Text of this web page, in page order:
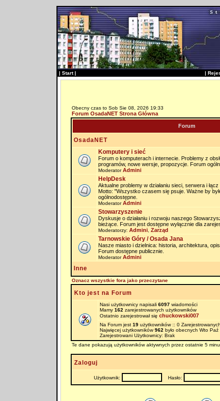
| Start| |
Obecny czas to Sob Sie 08, 2026 19:33
Forum OsadaNET Strona Główna
Forum
OsadaNET
Komputery i sieć
Forum o komputerach i internecie. Problemy z
programów, nowe wersje, propozycje. Forum
ModeratorAdmini
HelpDesk
Aktualne problemy w działaniu sieci, serwera i
Motto: "Wszystko czasem się psuje. Ważne by
ogólnodostępne.
ModeratorAdmini
Stowarzyszenie
Dyskusje o działaniu i rozwoju naszego
bieżące. Forum jest dostępne wyłącznie dla
Moderatorzy: Admini, Zarząd
Tarnowskie Góry / Osada Jana
Nasze miasto i dzielnica: historia, architektura,
Forum dostępne publicznie.
ModeratorAdmini
Inne
Oznacz wszystkie fora jako przeczytane
Kto jest na Forum
Nasi użytkownicy napisali 6097wiadomości
Mamy 162 zarejestrowanych użytkowników
Ostatnio zarejestrował się chuckowski007
Na Forum jest 19użytkowników :: 0
Najwięcej użytkowników962 było obecnych Wto
Zarejestrowani Użytkownicy: Brak
Te dane pokazują użytkowników aktywnych przez ostatnie 5
Zaloguj
Użytkownik: Hasło: